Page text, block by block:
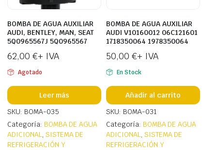
BOMBA DE AGUA AUXILIAR
AUDI, BENTLEY, MAN, SEAT
5Q0965567J 5Q0965567
62,00 €+ IVA
Agotado
Leer más
SKU: BOMA-035
Categoría: BOMBA DE AGUA
ADICIONAL, SISTEMA DE
REFRIGERACIÓN Y
BOMBA DE AGUA AUXILIAR
AUDI V10160012 06C121601
1718350064 1978350064
50,00 €+ IVA
En Stock
Añadir al carrito
SKU: BOMA-031
Categoría: BOMBA DE AGUA
ADICIONAL, SISTEMA DE
REFRIGERACIÓN Y